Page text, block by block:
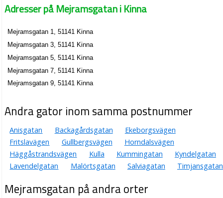
Adresser på Mejramsgatan i Kinna
Mejramsgatan 1, 51141 Kinna
Mejramsgatan 3, 51141 Kinna
Mejramsgatan 5, 51141 Kinna
Mejramsgatan 7, 51141 Kinna
Mejramsgatan 9, 51141 Kinna
Andra gator inom samma postnummer
Anisgatan Backagårdsgatan
Ekeborgsvägen
Fritslavägen
Gullbergsvägen
Horndalsvägen
Häggåstrandsvägen
Kulla Kummingatan
Kyndelgatan
Lavendelgatan
Malörtsgatan Salviagatan Timjansgatan
Mejramsgatan på andra orter